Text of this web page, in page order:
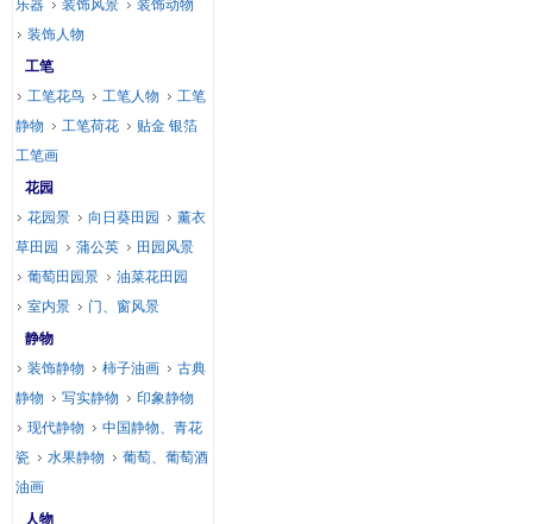
乐器 装饰风景
装饰动物
装饰人物
工笔
工笔花鸟
工笔人物
工笔
静物
工笔荷花
贴金 银箔
工笔画
花园
花园景
向日葵田园
薰衣
草田园
蒲公英
田园风景
葡萄田园景
油菜花田园
室内景
门、窗风景
静物
装饰静物
柿子油画
古典
静物
写实静物
印象静物
现代静物
中国静物、青花
瓷
水果静物
葡萄、葡萄酒
油画
人物